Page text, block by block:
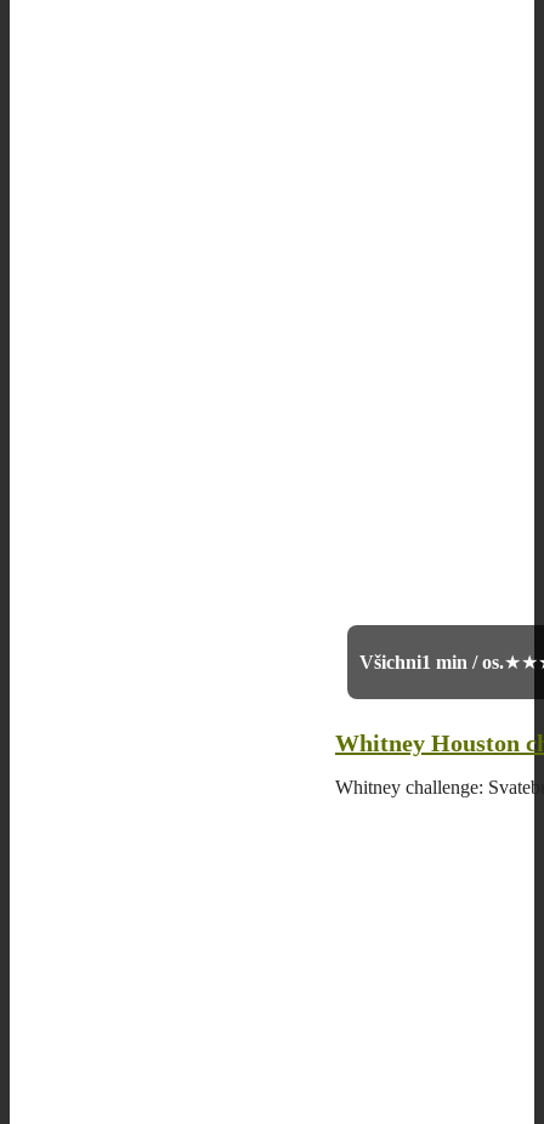
Všichni1 min / os.
Whitney Houston
Whitney challenge: